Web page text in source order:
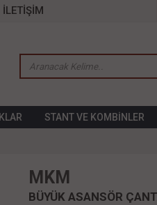
İLETİŞİM
STANT VE KOMBİNLER
MKM
BÜYÜK ASANSÖR